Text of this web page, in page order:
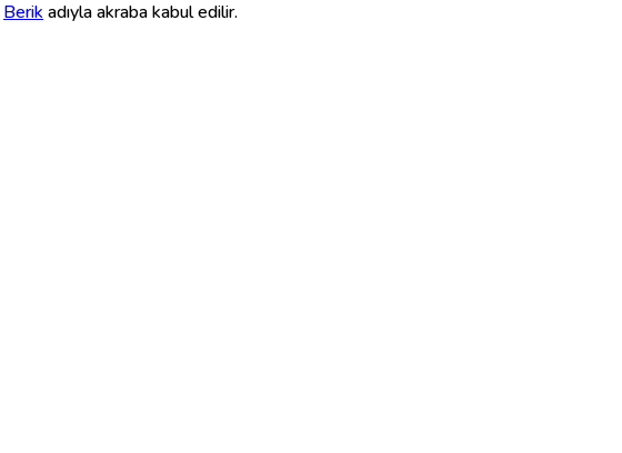
Berik adıyla akraba kabul edilir.